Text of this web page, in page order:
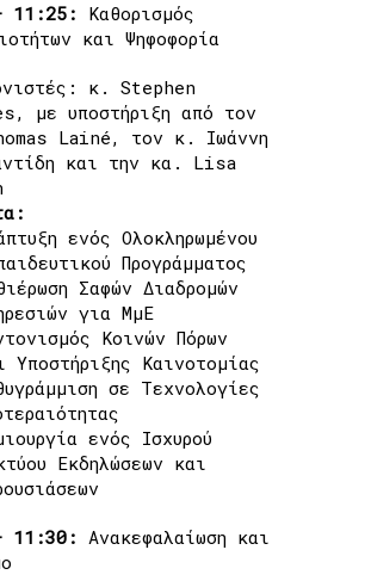
11:25:
Καθορισμός
και Ψηφοφορία
κ. Stephen
με υποστήριξη από τον
Lainé, τον κ. Ιωάννη
και την κα. Lisa
ενός Ολοκληρωμένου
Προγράμματος
Σαφών Διαδρομών
για ΜμΕ
Κοινών Πόρων
Υποστήριξης Καινοτομίας
σε Τεχνολογίες
ενός Ισχυρού
Εκδηλώσεων και
11:30: Ανακεφαλαίωση και